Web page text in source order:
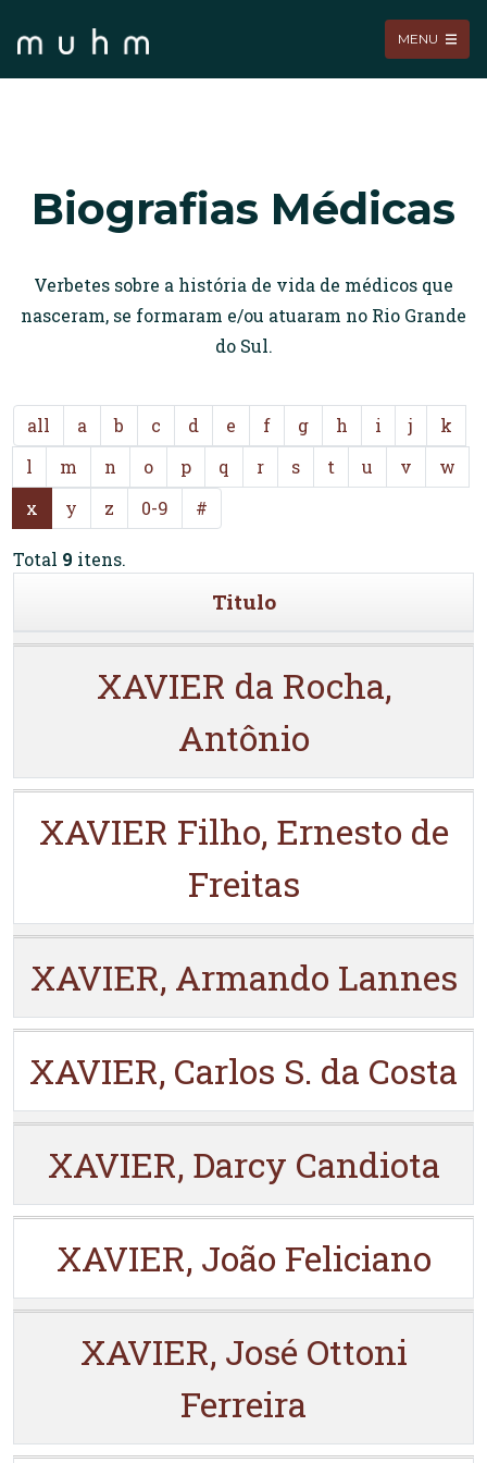
MENU
Biografias Médicas
Verbetes sobre a história de vida de médicos que
nasceram, se formaram e/ou atuaram no Rio Grande
do Sul.
all a b c d e f g h i j
k
l
m n o p q r s t u v
w
x
y z 0-9 #
Total 9 itens.
Titulo
XAVIER da Rocha,
Antônio
XAVIER Filho, Ernesto de
Freitas
XAVIER, Armando Lannes
XAVIER, Carlos S. da Costa
XAVIER, Darcy Candiota
XAVIER, João Feliciano
XAVIER, José Ottoni
Ferreira